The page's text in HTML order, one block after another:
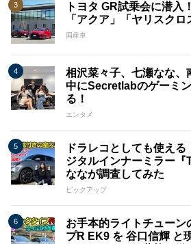
トヨタ GR試乗会に潜入
「アクア」「ヤリスクロ
国産車
相沢菜々子、七瀬なな、
中にSecretlabのゲーミ
る！
エンタメ
ドラレコとしても使え
ジタルインナーミラー
ななが調査してみた
ピックアップ
お手本的ライトチューン
プR EK9 を 谷口信輝 と